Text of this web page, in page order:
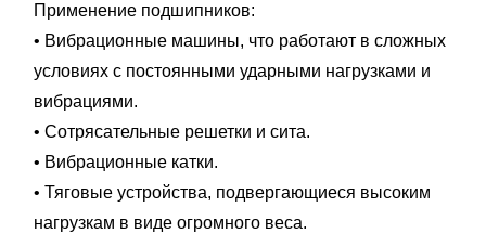
Применение подшипников:
• Вибрационные машины, что работают в сложных
условиях с постоянными ударными нагрузками и
вибрациями.
• Сотрясательные решетки и сита.
• Вибрационные катки.
• Тяговые устройства, подвергающиеся высоким
нагрузкам в виде огромного веса.